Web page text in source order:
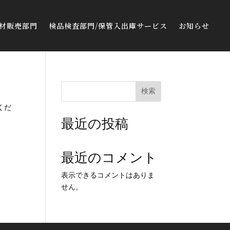
販売部門 検品検査部門/保管入出庫サービス お知らせ
だ
検索
最近の投稿
最近のコメント
表示できるコメントはありま
せん。